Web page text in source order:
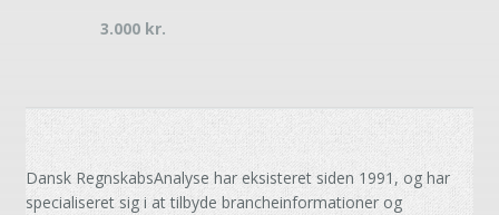
3.000 kr.
Dansk RegnskabsAnalyse har eksisteret siden 1991, og har
specialiseret sig i at tilbyde brancheinformationer og